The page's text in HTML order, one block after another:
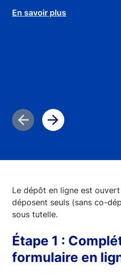
En savoir plus
Diapositive précédente
Diapositive
Le dépôt en ligne est
déposent seuls (sans co-
sous tutelle.
Étape 1 :
formulaire en